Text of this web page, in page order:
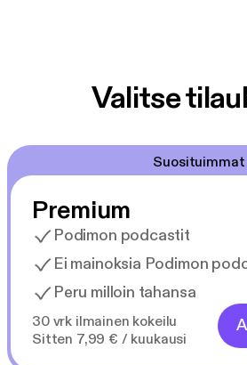
Valitse
Suosituimmat
Premium
Podimon podcastit
Ei mainoksia Podimon
Peru milloin tahansa
30 vrk ilmainen kokeilu
Sitten 7,99 € / kuukausi